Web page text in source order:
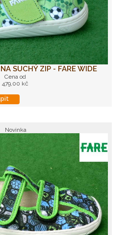
SUCHÝ ZIP - FARE WIDE
Cena od
479,00 kč
Novinka